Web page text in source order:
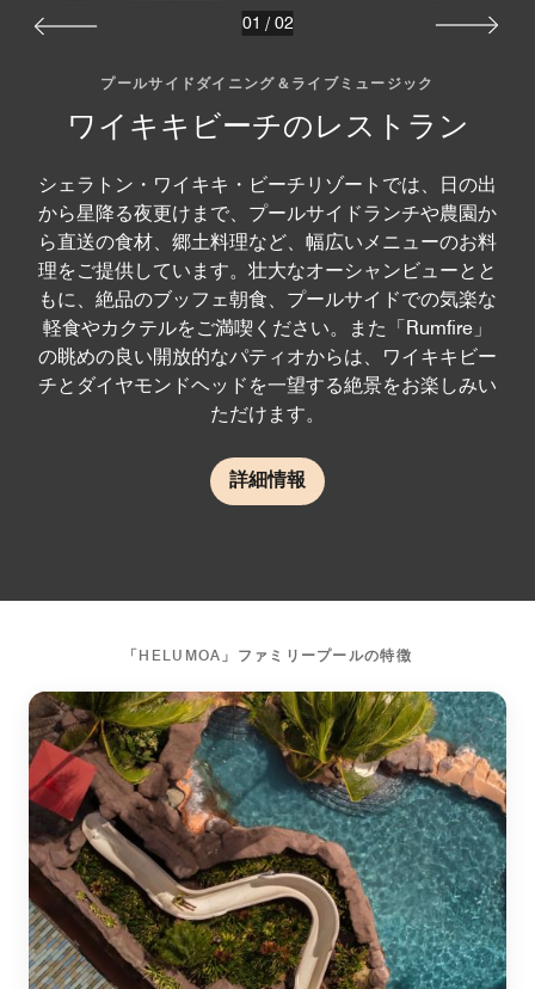
プールサイドダイニング＆ライブミュージック
ワイキキビーチのレストラン
シェラトン・ワイキキ・ビーチリゾートでは、日の出
から星降る夜更けまで、プールサイドランチや農園か
ら直送の食材、郷土料理など、幅広いメニューのお料
理をご提供しています。壮大なオーシャンビューとと
もに、絶品のブッフェ朝食、プールサイドでの気楽な
軽食やカクテルをご満喫ください。また「Rumfire」
の眺めの良い開放的なパティオからは、ワイキキビー
チとダイヤモンドヘッドを一望する絶景をお楽しみい
ただけます。
詳細情報
01 / 02
「HELUMOA」ファミリープールの特徴